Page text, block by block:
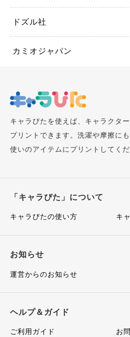
ドズル社
カミオジャパン
キャラぴたを使えば、キャラクタ
プリントできます。洗濯や摩擦に
使いのアイテムにプリントしてくだ
「キャラぴた」について
キャラぴたの使い方 キ
お知らせ
運営からのお知らせ
ヘルプ＆ガイド
ご利用ガイド お